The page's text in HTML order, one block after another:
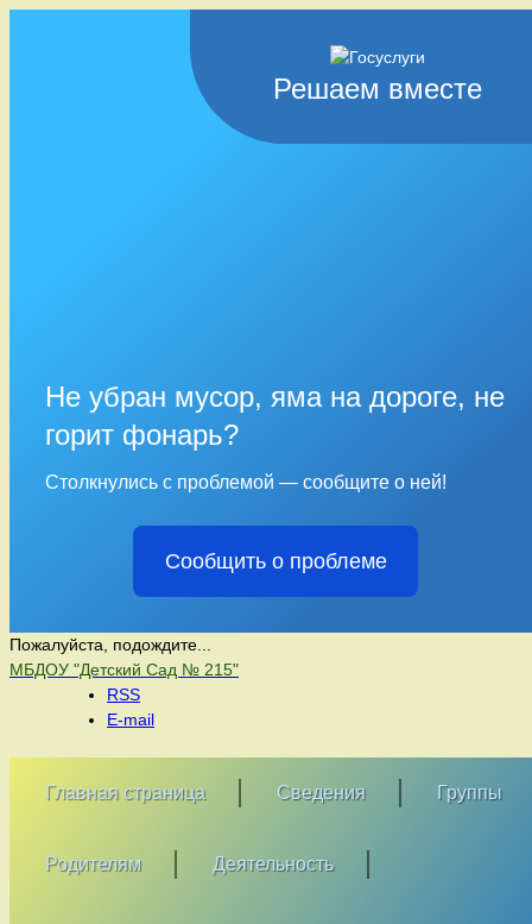
Решаем вместе
Не убран мусор, яма на дороге, не
горит фонарь?
Столкнулись с проблемой — сообщите о ней!
Сообщить о проблеме
Пожалуйста, подождите...
Перейти
содержимому
МБДОУ "Детский Сад № 215"
RSS
E-mail
Главная страница Сведения Группы
Родителям Деятельность